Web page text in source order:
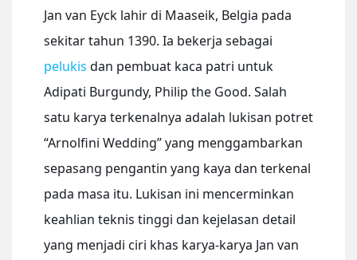
Jan van Eyck lahir di Maaseik, Belgia pada
sekitar tahun 1390. Ia bekerja sebagai
pelukis dan pembuat kaca patri untuk
Adipati Burgundy, Philip the Good. Salah
satu karya terkenalnya adalah lukisan potret
“Arnolfini Wedding” yang menggambarkan
sepasang pengantin yang kaya dan terkenal
pada masa itu. Lukisan ini mencerminkan
keahlian teknis tinggi dan kejelasan detail
yang menjadi ciri khas karya-karya Jan van